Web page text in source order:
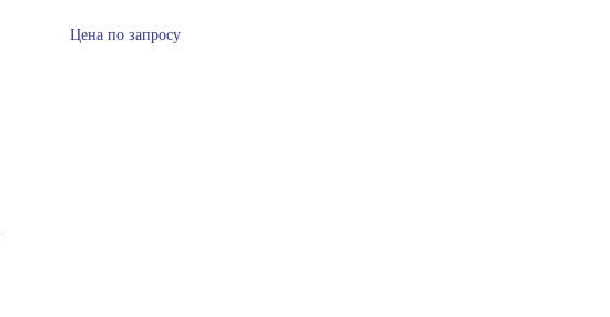
Цена по запросу